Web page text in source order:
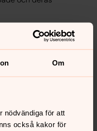
Om
nödvändiga för att
också kakor för
sidans